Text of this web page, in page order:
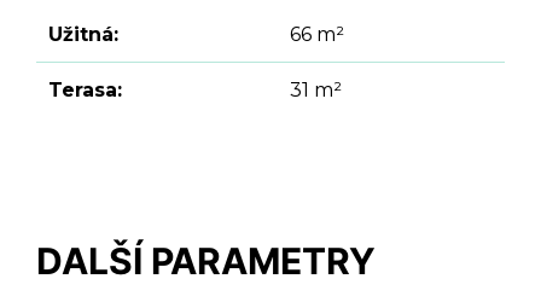
Užitná: 66 m²
Terasa: 31 m²
DALŠÍ PARAMETRY